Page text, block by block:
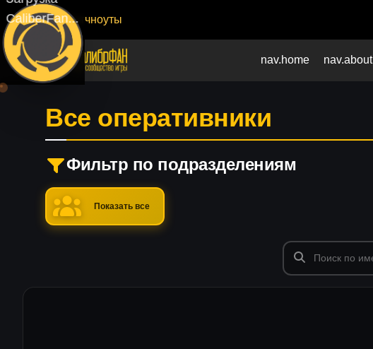
CaliberFan...Патчноуты
nav.home nav.about
Все оперативники
Фильтр по подразделениям
Показать все